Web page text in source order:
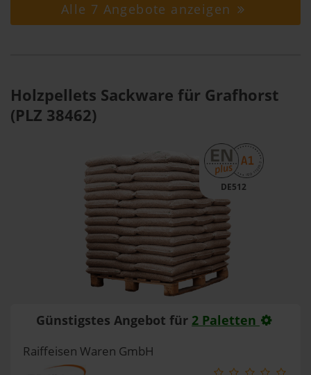
Alle 7 Angebote anzeigen
Holzpellets Sackware für Grafhorst
(PLZ 38462)
DE512
Günstigstes Angebot für 2 Paletten
Raiffeisen Waren GmbH